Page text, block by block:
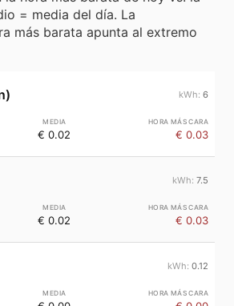
= media del día. La
más barata apunta al extremo
6
€ 0.02 € 0.03
7.5
€ 0.02 € 0.03
0.12